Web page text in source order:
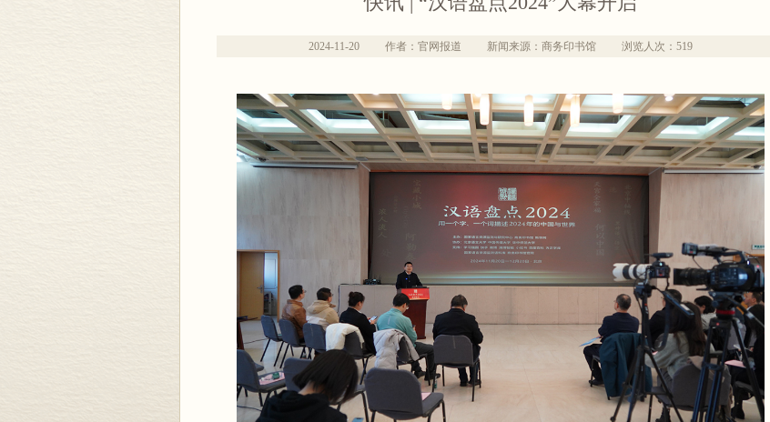
2024-11-20 作者：官网报道 新闻来源：商务印书馆 浏览人次： 519